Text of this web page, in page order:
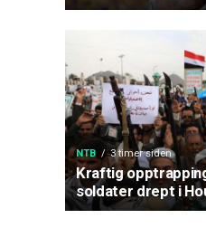
NTB 3 timer siden
Kraftig
soldater drept i